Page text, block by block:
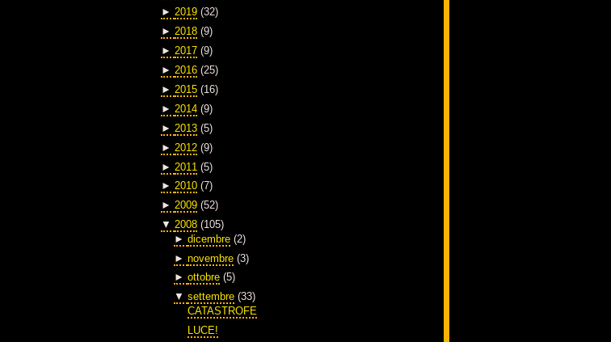
► 2019 (32)
► 2018 (9)
► 2017 (9)
► 2016 (25)
► 2015 (16)
► 2014 (9)
► 2013 (5)
► 2012 (9)
► 2011 (5)
► 2010 (7)
► 2009 (52)
▼ 2008 (105)
► dicembre (2)
► novembre (3)
► ottobre (5)
▼ settembre (33)
CATASTROFE
LUCE!